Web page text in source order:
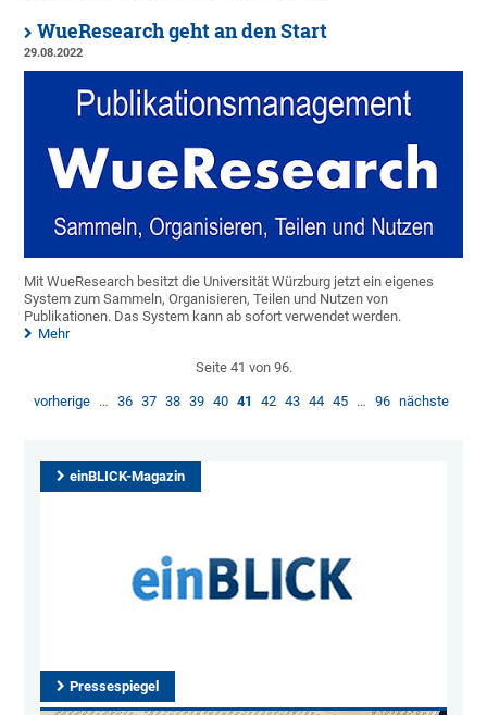
WueResearch geht an den Start
29.08.2022
Mit WueResearch besitzt die Universität Würzburg jetzt ein eigenes
System zum Sammeln, Organisieren, Teilen und Nutzen von
Publikationen. Das System kann ab sofort verwendet werden.
Mehr
Seite 41 von 96.
vorherige … 36 37 38 39 40 41 42 43 44 45 … 96 nächste
einBLICK-Magazin
Pressespiegel